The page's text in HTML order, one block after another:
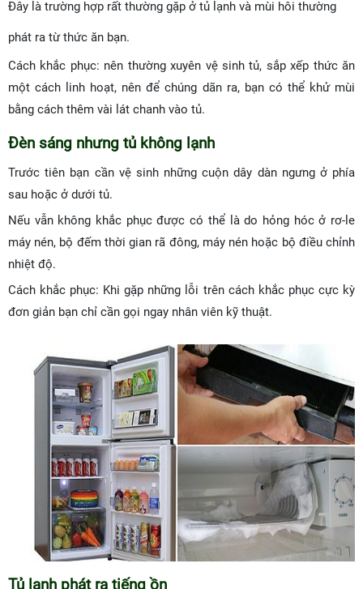
Đây là trường hợp rất thường gặp ở tủ lạnh và mùi hôi thường
phát ra từ thức ăn bạn.
Cách khắc phục: nên thường xuyên vệ sinh tủ, sắp xếp thức ăn
một cách linh hoạt, nên để chúng dãn ra, bạn có thể khử mùi
bằng cách thêm vài lát chanh vào tủ.
Đèn sáng nhưng tủ không lạnh
Trước tiên bạn cần vệ sinh những cuộn dây dàn ngưng ở phía
sau hoặc ở dưới tủ.
Nếu vẫn không khắc phục được có thể là do hỏng hóc ở rơ-le
máy nén, bộ đếm thời gian rã đông, máy nén hoặc bộ điều chỉnh
nhiệt độ.
Cách khắc phục: Khi gặp những lỗi trên cách khắc phục cực kỳ
đơn giản bạn chỉ cần gọi ngay nhân viên kỹ thuật.
Tủ lạnh phát ra tiếng ồn